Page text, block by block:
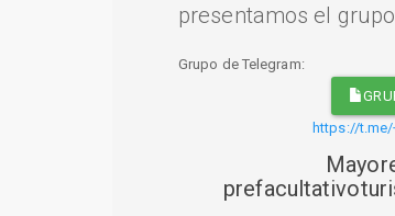
presentamos el
Grupo de Telegram:
https://t.me/